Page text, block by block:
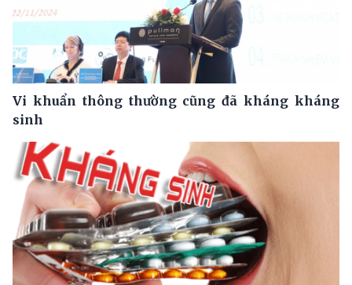
Vi khuẩn thông thường cũng đã kháng kháng
sinh